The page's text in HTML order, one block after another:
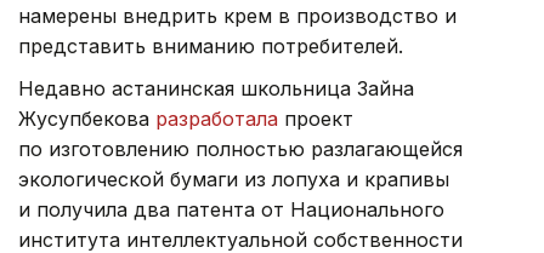
намерены внедрить крем в производство и
представить вниманию потребителей.
Недавно астанинская школьница Зайна
Жусупбекова разработала проект
по изготовлению полностью разлагающейся
экологической бумаги из лопуха и крапивы
и получила два патента от Национального
института интеллектуальной собственности